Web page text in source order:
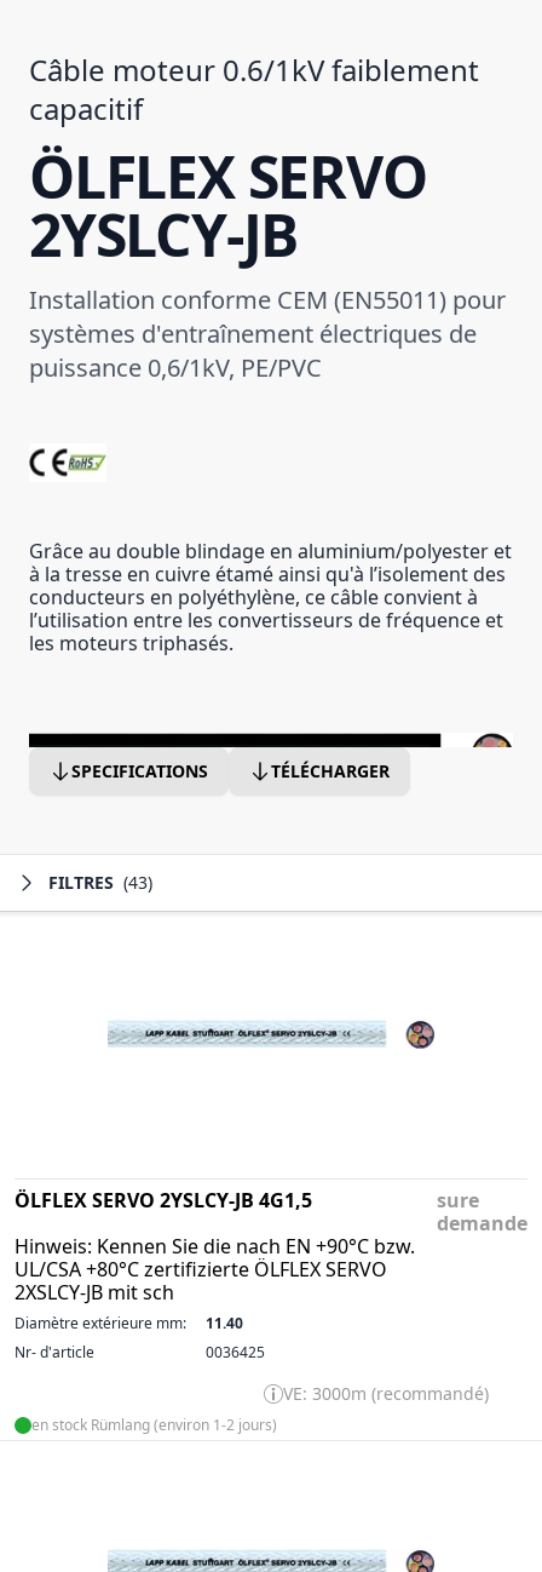
Câble moteur 0.6/1kV faiblement
capacitif
ÖLFLEX SERVO
2YSLCY-JB
Installation conforme CEM (EN55011) pour
systèmes d'entraînement électriques de
puissance 0,6/1kV, PE/PVC
Grâce au double blindage en aluminium/polyester et
à la tresse en cuivre étamé ainsi qu'à l’isolement des
conducteurs en polyéthylène, ce câble convient à
l’utilisation entre les convertisseurs de fréquence et
les moteurs triphasés.
SPECIFICATIONS TÉLÉCHARGER
FILTRES (43)
ÖLFLEX SERVO 2YSLCY-JB 4G1,5
Hinweis: Kennen Sie die nach EN +90°C bzw.
UL/CSA +80°C zertifizierte ÖLFLEX SERVO
2XSLCY-JB mit sch
sure
demande
Diamètre extérieure mm:
11.40
Nr- d'article
0036425
VE: 3000m (recommandé)
en stock Rümlang (environ 1-2 jours)